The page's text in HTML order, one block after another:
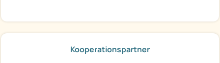
Kooperationspartner